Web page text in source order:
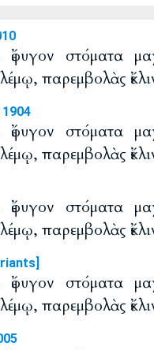
ἔφυγον στόματα
παρεμβολὰς
ἔφυγον στόματα
παρεμβολὰς
ἔφυγον στόματα
παρεμβολὰς
ἔφυγον στόματα
παρεμβολὰς